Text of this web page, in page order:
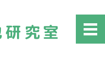
究室